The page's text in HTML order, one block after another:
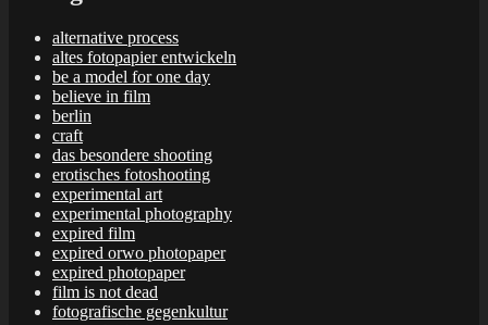
alternative process
altes fotopapier entwickeln
be a model for one day
believe in film
berlin
craft
das besondere shooting
erotisches fotoshooting
experimental art
experimental photography
expired film
expired orwo photopaper
expired photopaper
film is not dead
fotografische gegenkultur